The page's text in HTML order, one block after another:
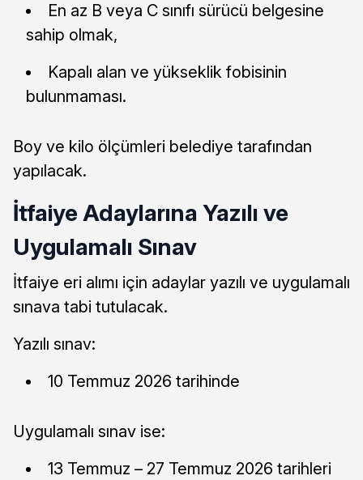
En az B veya C sınıfı sürücü belgesine
sahip olmak,
Kapalı alan ve yükseklik fobisinin
bulunmaması.
Boy ve kilo ölçümleri belediye tarafından
yapılacak.
İtfaiye Adaylarına Yazılı ve
Uygulamalı Sınav
İtfaiye eri alımı için adaylar yazılı ve uygulamalı
sınava tabi tutulacak.
Yazılı sınav:
10 Temmuz 2026 tarihinde
Uygulamalı sınav ise:
13 Temmuz – 27 Temmuz 2026 tarihleri